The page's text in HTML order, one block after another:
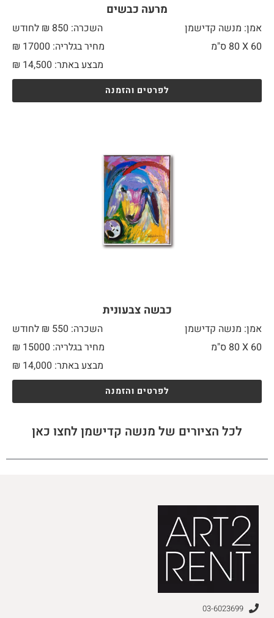
מרעה כבשים
אמן: מנשה קדישמן
השכרה: 850 ₪ לחודש
60 X
מחיר בגלריה: 17000 ₪
מבצע באתר:
₪ 14,500
לפרטים והזמנה
כבשה צבעונית
אמן: מנשה קדישמן
השכרה: 550 ₪ לחודש
60 X
מחיר בגלריה: 15000 ₪
מבצע באתר:
₪ 14,000
לפרטים והזמנה
לכל הציורים של מנשה קדישמן לחצו כאן
03-6023699